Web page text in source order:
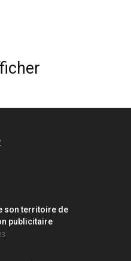
son territoire de
publicitaire